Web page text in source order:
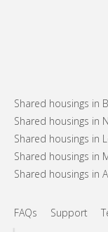
Shared housings in
Shared housings in
Shared housings in
Shared housings in
Shared housings in
FAQs Support